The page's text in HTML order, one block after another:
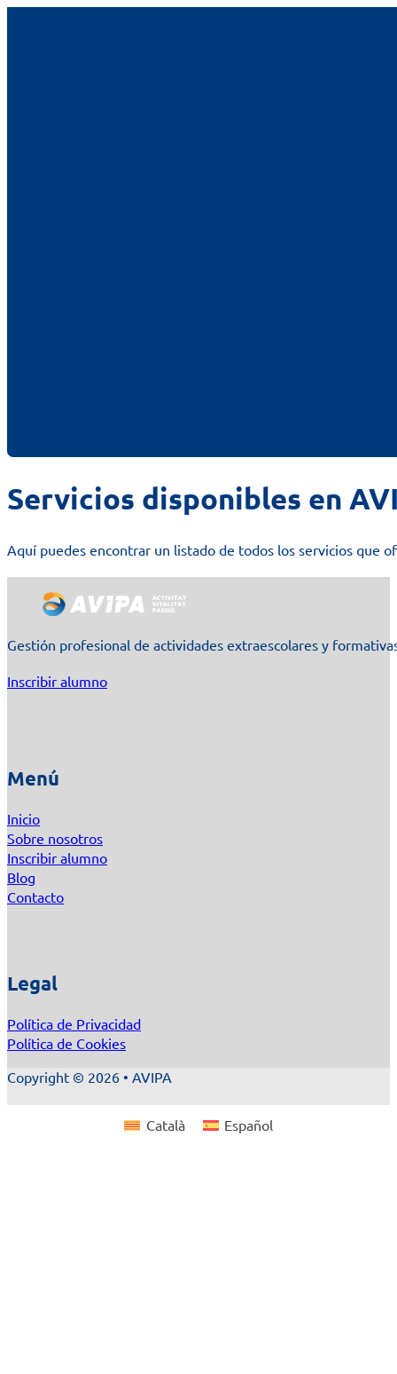
Servicios disponibles en
Aquí puedes encontrar un listado de todos los servicios que
Gestión profesional de actividades extraescolares y
Inscribir alumno
Menú
Inicio
Sobre nosotros
Inscribir alumno
Blog
Contacto
Legal
Política de Privacidad
Política de Cookies
Copyright © 2026 • AVIPA
Català Español